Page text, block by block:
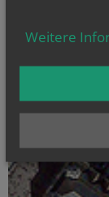
PfarrCaritas und
Kirchenmusik
Weitere